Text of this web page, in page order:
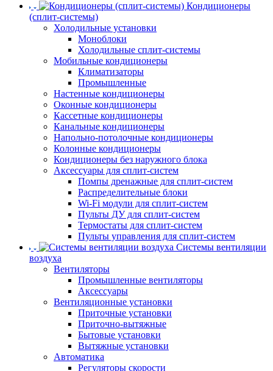
Кондиционеры
(сплит-системы)
Холодильные установки
Моноблоки
Холодильные сплит-системы
Мобильные кондиционеры
Климатизаторы
Промышленные
Настенные кондиционеры
Оконные кондиционеры
Кассетные кондиционеры
Канальные кондиционеры
Напольно-потолочные кондиционеры
Колонные кондиционеры
Кондиционеры без наружного блока
Аксессуары для сплит-систем
Помпы дренажные для сплит-систем
Распределительные блоки
Wi-Fi модули для сплит-систем
Пульты ДУ для сплит-систем
Термостаты для сплит-систем
Пульты управления для сплит-систем
Системы вентиляции
воздуха
Вентиляторы
Промышленные вентиляторы
Аксессуары
Вентиляционные установки
Приточные установки
Приточно-вытяжные
Бытовые установки
Вытяжные установки
Автоматика
Регуляторы скорости